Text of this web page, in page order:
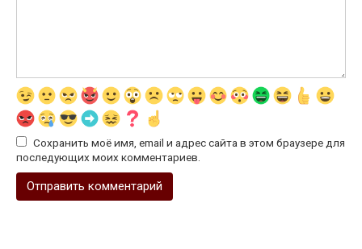
Сохранить моё имя, email и адрес сайта в этом браузере для
последующих моих комментариев.